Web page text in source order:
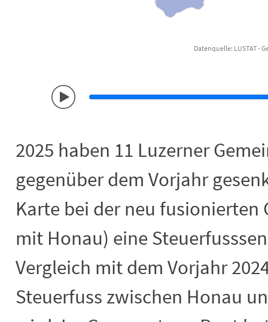
Datenquelle: LUSTAT -
2025 haben 11 Luzerner
gegenüber dem Vorjahr
Karte bei der neu fusionierten
mit Honau) eine
Vergleich mit dem Vorjahr
Steuerfuss zwischen Honau